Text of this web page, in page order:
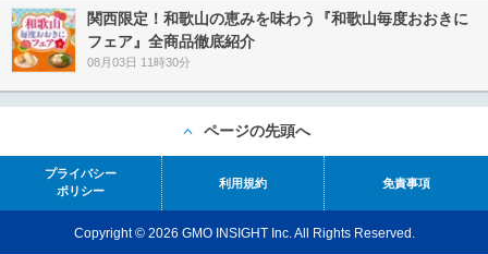
関西限定！和歌山の恵みを味わう『和歌山毎度おおきに
フェア』全商品徹底紹介
08月03日 11時30分
ページの先頭へ
プライバシー
ポリシー
利用規約 免責事項
Copyright © 2026 GMO INSIGHT Inc. All Rights Reserved.